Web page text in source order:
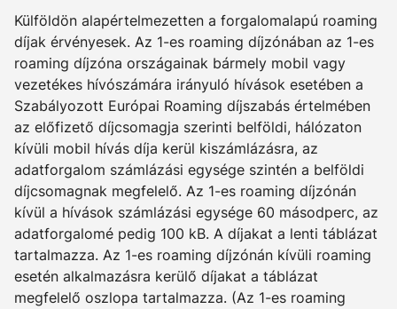
Külföldön alapértelmezetten a forgalomalapú roaming
díjak érvényesek. Az 1-es roaming díjzónában az 1-es
roaming díjzóna országainak bármely mobil vagy
vezetékes hívószámára irányuló hívások esetében a
Szabályozott Európai Roaming díjszabás értelmében
az előfizető díjcsomagja szerinti belföldi, hálózaton
kívüli mobil hívás díja kerül kiszámlázásra, az
adatforgalom számlázási egysége szintén a belföldi
díjcsomagnak megfelelő. Az 1-es roaming díjzónán
kívül a hívások számlázási egysége 60 másodperc, az
adatforgalomé pedig 100 kB. A díjakat a lenti táblázat
tartalmazza. Az 1-es roaming díjzónán kívüli roaming
esetén alkalmazásra kerülő díjakat a táblázat
megfelelő oszlopa tartalmazza. (Az 1-es roaming